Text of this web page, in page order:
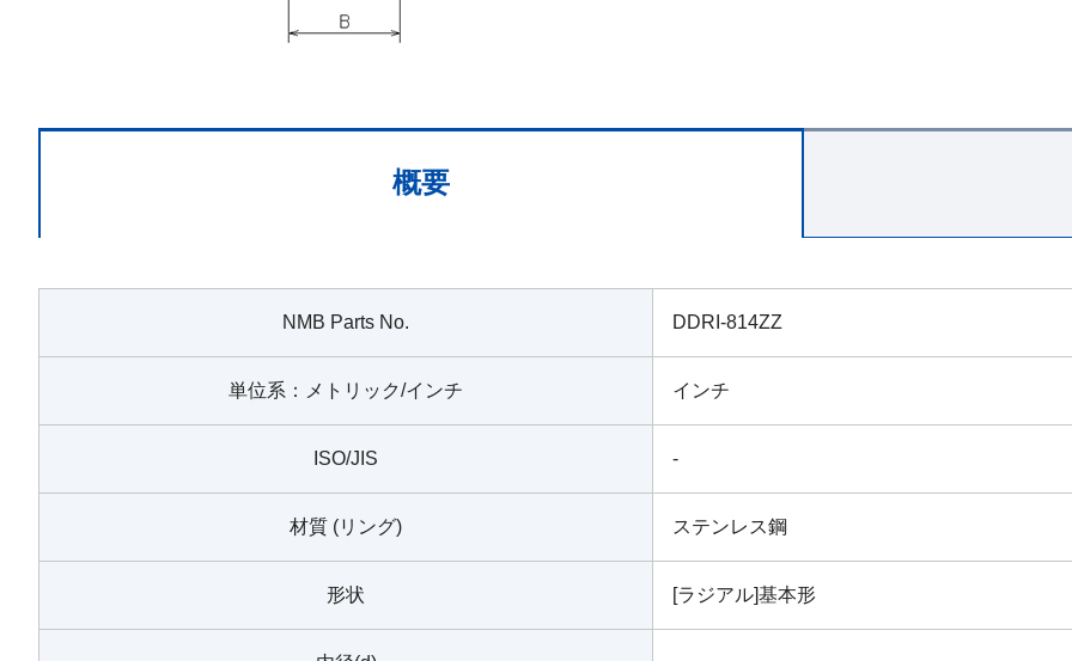
概要
NMB Parts No. DDRI-814ZZ
単位系：メトリック/インチ インチ
ISO/JIS -
材質 (リング) ステンレス鋼
形状 [ラジアル]基本形